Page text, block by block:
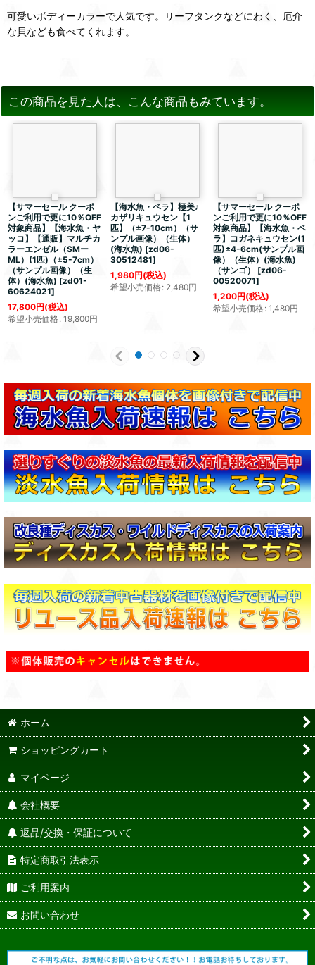
可愛いボディーカラーで人気です。リーフタンクなどにわく、厄介
な貝なども食べてくれます。
この商品を見た人は、こんな商品もみています。
【サマーセール クーポ
ンご利用で更に10％OFF
対象商品】【海水魚・ヤ
ッコ】【通販】マルチカ
ラーエンゼル（SMー
ML）(1匹)（±5-7cm）
（サンプル画像）（生
体）(海水魚) [zd01-
60624021]
17,800円(税込)
希望小売価格: 19,800円
【海水魚・ベラ】極美♪
カザリキュウセン【1
匹】（±7-10cm）（サ
ンプル画像）（生体）
(海水魚) [zd06-
30512481]
1,980円(税込)
希望小売価格: 2,480円
【サマーセール クーポ
ンご利用で更に10％OFF
対象商品】【海水魚・ベ
ラ】コガネキュウセン(1
匹)±4-6cm(サンプル画
像）（生体）(海水魚)
（サンゴ）
[zd06-
00520071]
1,200円(税込)
希望小売価格: 1,480円
ホーム
ショッピングカート
マイページ
会社概要
返品/交換・保証について
特定商取引法表示
ご利用案内
お問い合わせ